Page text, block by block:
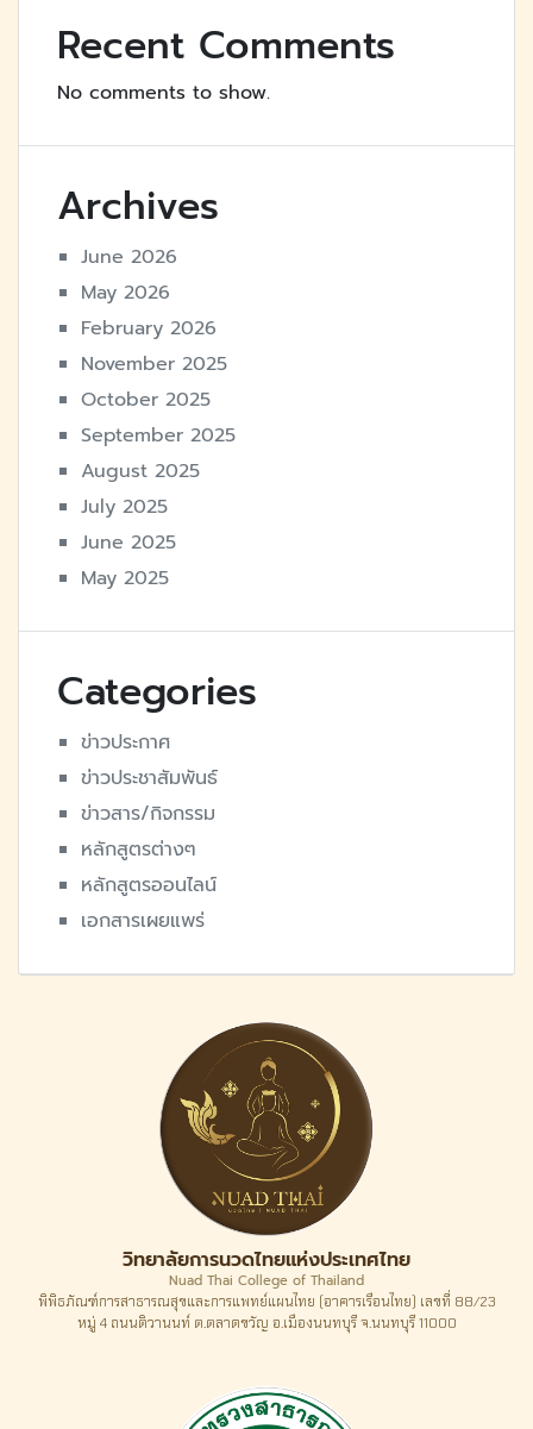
Recent Comments
No comments to show.
Archives
June 2026
May 2026
February 2026
November 2025
October 2025
September 2025
August 2025
July 2025
June 2025
May 2025
Categories
ข่าวประกาศ
ข่าวประชาสัมพันธ์
ข่าวสาร/กิจกรรม
หลักสูตรต่างๆ
หลักสูตรออนไลน์
เอกสารเผยแพร่
วิทยาลัยการนวดไทยแห่งประเทศไทย
Nuad Thai College of Thailand
พิพิธภัณฑ์การสาธารณสุขและการแพทย์แผนไทย (อาคารเรือนไทย) เลขที่ 88/23
หมู่ 4 ถนนติวานนท์ ต.ตลาดขวัญ อ.เมืองนนทบุรี จ.นนทบุรี 11000